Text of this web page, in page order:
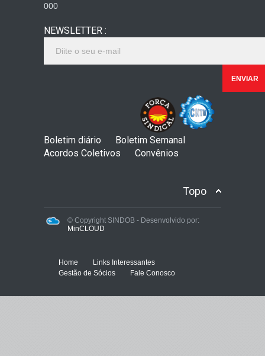
000
NEWSLETTER :
Boletim diário
Boletim Semanal
Acordos Coletivos
Convênios
Topo
© Copyright SINDOB - Desenvolvido por:
MinCLOUD
Home
Links Interessantes
Gestão de Sócios
Fale Conosco